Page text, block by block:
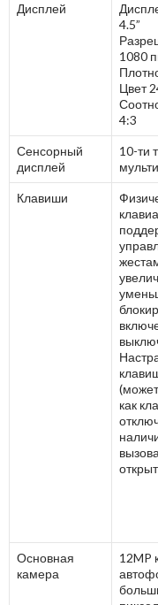
Дисплей
4.5”
1080
Цвет
4:3
Сенсорный
дисплей
10-ти
Клавиши
как
Основная
камера
12MP